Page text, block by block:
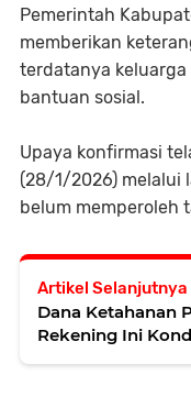
Pemerintah
memberikan
terdatanya keluarga
bantuan sosial.
Upaya konfirmasi
(28/1/2026) melalui
belum memperoleh
Artikel Selanjutnya
Dana Ketahanan
Rekening Ini